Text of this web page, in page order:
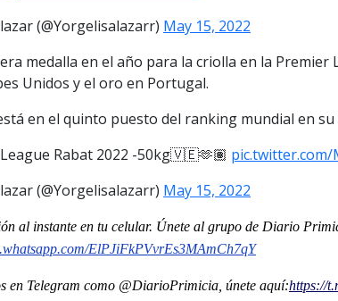
(@Yorgelisalazarr) May 15, 2022
medalla en el año para la criolla en la Premier
Unidos y el oro en Portugal.
en el quinto puesto del ranking mundial en su
Rabat 2022 -50kg🇻🇪🫶🏽
(@Yorgelisalazarr) May 15, 2022
ón al instante en tu celular. Únete al grupo de Diario
ElPJiFkPVvrEs3MAmCh7qY
en Telegram como @DiarioPrimicia, únete aquí:https://